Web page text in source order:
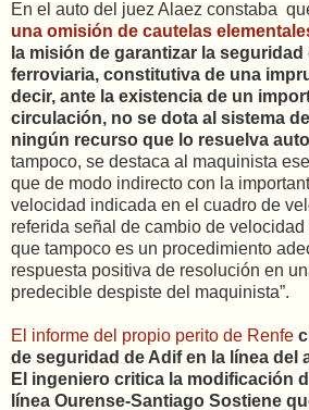
En el auto del juez Alaez constaba
una omisión de cautelas
la misión de garantizar la
ferroviaria, constitutiva de una
decir, ante la existencia de un
circulación, no se dota al sistema
ningún recurso que lo resuelva
tampoco, se destaca al maquinista
que de modo indirecto con la
velocidad indicada en el cuadro de
referida señal de cambio de velocidad
que tampoco es un procedimiento
respuesta positiva de resolución en
predecible despiste del maquinista”.
El informe del propio perito de Renfe
de seguridad de Adif en la línea del
El ingeniero critica la modificación
línea Ourense-Santiago Sostiene